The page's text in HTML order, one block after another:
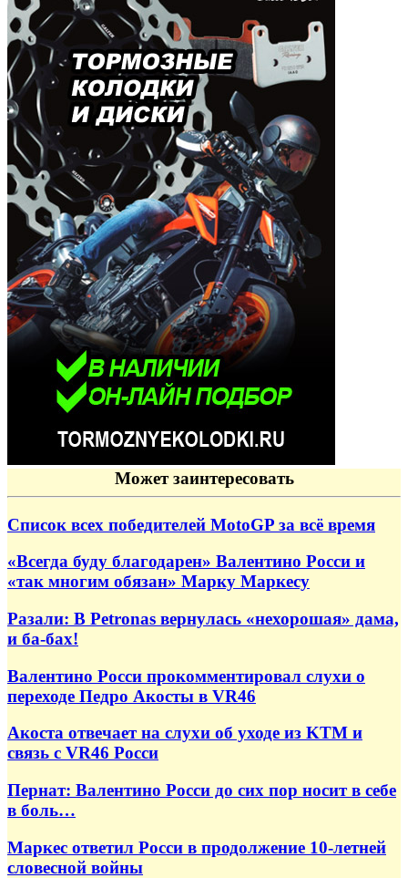
Может заинтересовать
Список всех победителей MotoGP за всё время
«Всегда буду благодарен» Валентино Росси и
«так многим обязан» Марку Маркесу
Разали: В Petronas вернулась «нехорошая» дама,
и ба-бах!
Валентино Росси прокомментировал слухи о
переходе Педро Акосты в VR46
Акоста отвечает на слухи об уходе из KTM и
связь с VR46 Росси
Пернат: Валентино Росси до сих пор носит в себе
в боль…
Маркес ответил Росси в продолжение 10-летней
словесной войны